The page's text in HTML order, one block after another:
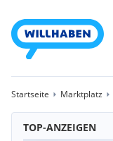
Startseite Marktplatz
TOP-ANZEIGEN